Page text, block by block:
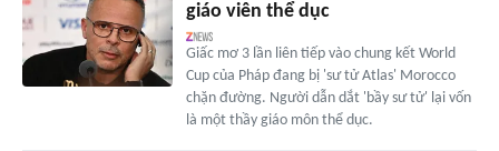
giáo viên thể dục
Giấc mơ 3 lần liên tiếp vào chung kết World
Cup của Pháp đang bị 'sư tử Atlas' Morocco
chặn đường. Người dẫn dắt 'bầy sư tử' lại vốn
là một thầy giáo môn thể dục.